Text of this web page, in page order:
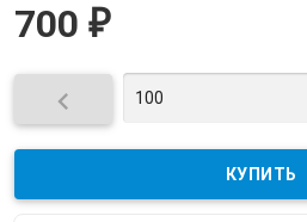
700 ₽
